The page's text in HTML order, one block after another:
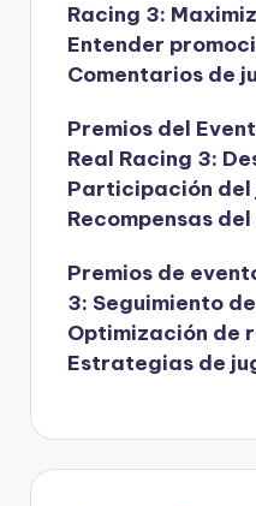
Racing 3:
Entender
Comentarios de
Premios del
Real Racing 3:
Participación del
Recompensas
Premios de
3: Seguimiento
Optimización de
Estrategias de